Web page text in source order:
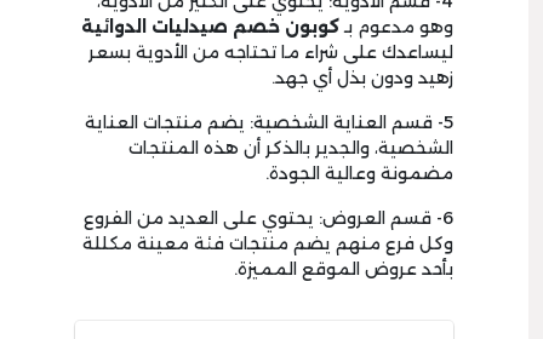
وهو مدعوم بـكوبون خصم صيدليات الدوائية
ليساعدك على شراء ما تحتاجه من الأدوية بسعر
زهيد ودون بذل أي جهد.
5- قسم العناية الشخصية: يضم منتجات العناية
الشخصية، والجدير بالذكر أن هذه المنتجات
مضمونة وعالية الجودة.
6- قسم العروض: يحتوي على العديد من الفروع
وكل فرع منهم يضم منتجات فئة معينة مكللة
بأحد عروض الموقع المميزة.